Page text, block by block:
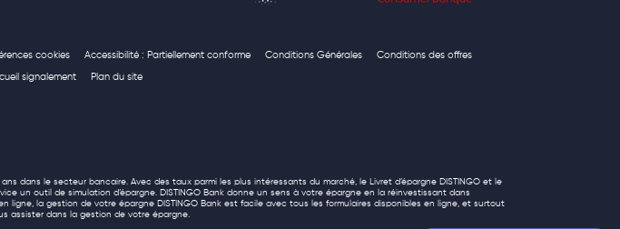
cookies Accessibilité : Partiellement conforme Conditions Générales Conditions des offres
signalement Plan du site
dans le secteur bancaire. Avec des taux parmi les plus intéressants du marché, le Livret d’épargne DISTINGO et le
un outil de simulation d’épargne. DISTINGO Bank donne un sens à votre épargne en la réinvestissant dans
ligne, la gestion de votre épargne DISTINGO Bank est facile avec tous les formulaires disponibles en ligne, et surtout
assister dans la gestion de votre épargne.